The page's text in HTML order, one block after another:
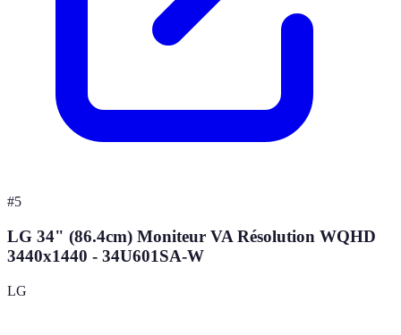
#5
LG 34" (86.4cm) Moniteur VA Résolution WQHD
3440x1440 - 34U601SA-W
LG